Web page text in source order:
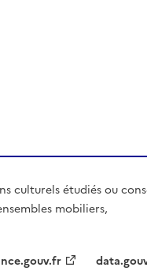
culturels étudiés ou
mobiliers,